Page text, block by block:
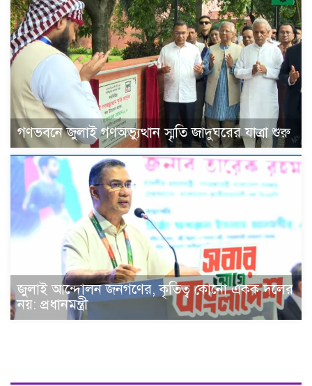
গণভবনে জুলাই গণঅভ্যুত্থান স্মৃতি জাদুঘরের যাত্রা শুরু
জুলাই আন্দোলন জনগণের, কৃতিত্ব কোনো একক দলের
নয়: প্রধানমন্ত্রী